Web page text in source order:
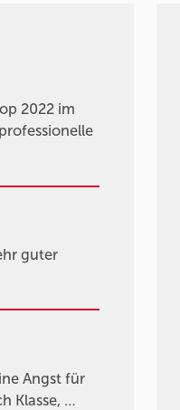
2022 im
guter
Angst für
Klasse, …